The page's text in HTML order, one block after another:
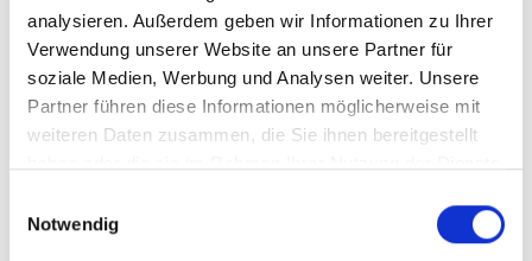
analysieren. Außerdem geben wir Informationen zu Ihrer
Verwendung unserer Website an unsere Partner für
soziale Medien, Werbung und Analysen weiter. Unsere
Partner führen diese Informationen möglicherweise mit
weiteren Daten zusammen, die Sie ihnen bereitgestellt
Notwendig
Oberflächen Krampen M 10